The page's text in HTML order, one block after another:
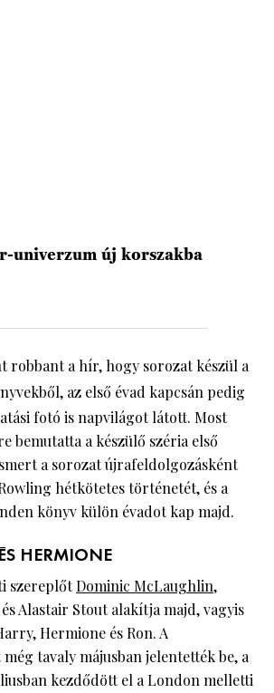
univerzum új korszakba
robbant a hír, hogy sorozat készül a
az első évad kapcsán pedig
fotó is napvilágot látott. Most
bemutatta a készülő széria első
a sorozat újrafeldolgozásként
hétkötetes történetét, és a
könyv külön évadot kap majd.
HERMIONE
szereplőtDominic McLaughlin,
Alastair Stout alakítja majd, vagyis
Hermione és Ron. A
tavaly májusban jelentették be, a
kezdődött el a London melletti